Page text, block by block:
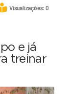
Visualizações: 0
e já
treinar